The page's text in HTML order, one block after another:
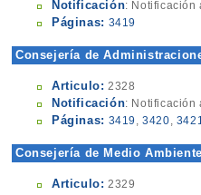
Notificación: Notificación
Páginas: 3419
Consejería de
Articulo: 2328
Notificación: Notificación
Páginas: 3419 ,3420,
Consejería de Medio
Articulo: 2329